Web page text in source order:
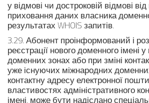
у відмові чи достроковій відмові
приховання даних власника
результатах WHOIS запитів.
3.29. Абонент проінформований і
реєстрації нового доменного імені
доменних зонах або при зміні
уже існуючих міжнародних
контактну адресу електронної
властивостях адміністративного
імені, може бути надіслано